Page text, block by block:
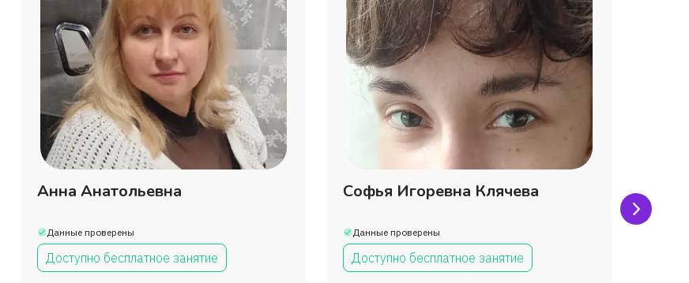
Анна Анатольевна
Данные проверены
Доступно бесплатное занятие
Софья Игоревна Клячева
Данные проверены
Доступно бесплатное занятие